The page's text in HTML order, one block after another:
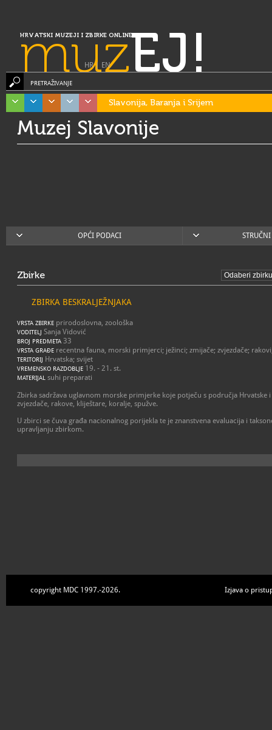
HRVATSKI MUZEJI I ZBIRKE ONLINE
muzEJ!
HR| EN
PRETRAŽIVANJE
Slavonija, Baranja i Srijem
Muzej Slavonije
OPĆI PODACI
Zbirke
ZBIRKA BESKRALJEŽNJAKA
VRSTA ZBIRKE prirodoslovna, zoološka
VODITELJ Sanja Vidović
BROJ PREDMETA 33
VRSTA GRAĐE recentna fauna, morski primjerci; ježinci; zmijače; zvjezdače;
TERITORIJ Hrvatska; svijet
VREMENSKO RAZDOBLJE 19. - 21. st.
MATERIJAL suhi preparati
Zbirka sadržava uglavnom morske primjerke koje potječu s područja Hrvatske
zvjezdače, rakove, kliještare, koralje, spužve.
U zbirci se čuva građa nacionalnog porijekla te je znanstvena evaluacija i
upravljanju zbirkom.
copyright MDC 1997.-2026. Izjava o